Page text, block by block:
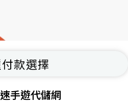
款選擇
手遊代儲網